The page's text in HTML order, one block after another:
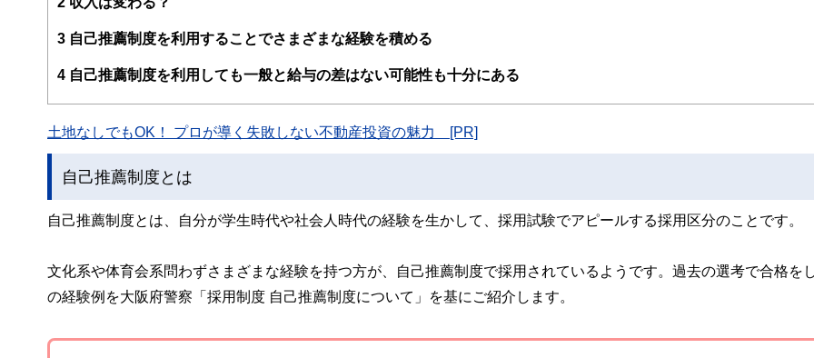
ー、公認会計士、社会保険労務士、行政書士、投資アナリスト、キャリアコンサルタントなど150名以上の有資格者を執筆者・監修者として迎
と、読み応えのあるコンテンツと確かな情報発信を実現しています。
私たちは、快適でより良い生活のアイデアを提供するお金のコンシェルジュを目指します。
3 自己推薦制度を利用することでさまざまな経験を積める
4 自己推薦制度を利用しても一般と給与の差はない可能性も十分にある
土地なしでもOK！ プロが導く失敗しない不動産投資の魅力 [PR]
自己推薦制度とは
自己推薦制度とは、自分が学生時代や社会人時代の経験を生かして、採用試験でアピールする採用区分のことです。
文化系や体育会系問わずさまざまな経験を持つ方が、自己推薦制度で採用されているようです。過去の選考で合格を
の経験例を大阪府警察「採用制度 自己推薦制度について」を基にご紹介します。